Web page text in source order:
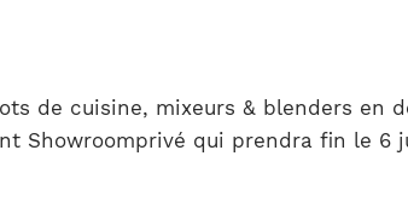
de cuisine, mixeurs & blenders en
Showroomprivé qui prendra fin le 6